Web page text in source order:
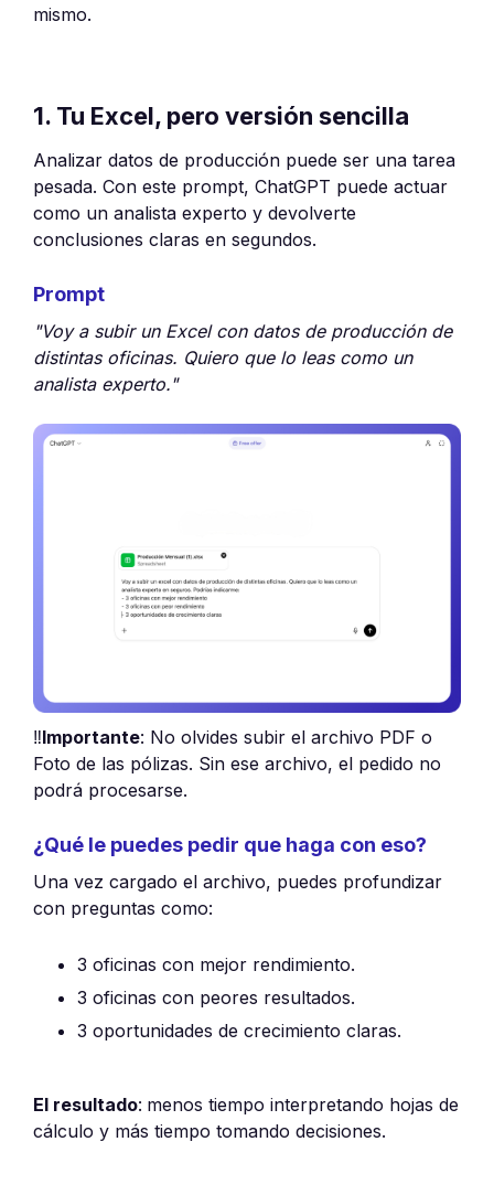
mismo.
1. Tu Excel, pero versión sencilla
Analizar datos de producción puede ser una tarea
pesada. Con este prompt, ChatGPT puede actuar
como un analista experto y devolverte
conclusiones claras en segundos.
Prompt
"Voy a subir un Excel con datos de producción de
distintas oficinas. Quiero que lo leas como un
analista experto."
‼️Importante: No olvides subir el archivo PDF o
Foto de las pólizas. Sin ese archivo, el pedido no
podrá procesarse.
¿Qué le puedes pedir que haga con eso?
Una vez cargado el archivo, puedes profundizar
con preguntas como:
3 oficinas con mejor rendimiento.
3 oficinas con peores resultados.
3 oportunidades de crecimiento claras.
El resultado: menos tiempo interpretando hojas de
cálculo y más tiempo tomando decisiones.